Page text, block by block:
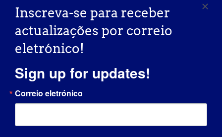
COMO É QUE A LGMD O INFLUENCIOU A
TORNAR-SE A PESSOA QUE É HOJE?
Tive de redefinir as minhas projecções
para o meu futuro e as áreas em que
queria trabalhar, o que foi um grande
desafio. Mas foi possível, consegui crescer
como pessoa, viver o meu quotidiano com
Inscreva-se para receber
actualizações por correio
eletrónico!
Sign up for updates!
Correio eletrónico